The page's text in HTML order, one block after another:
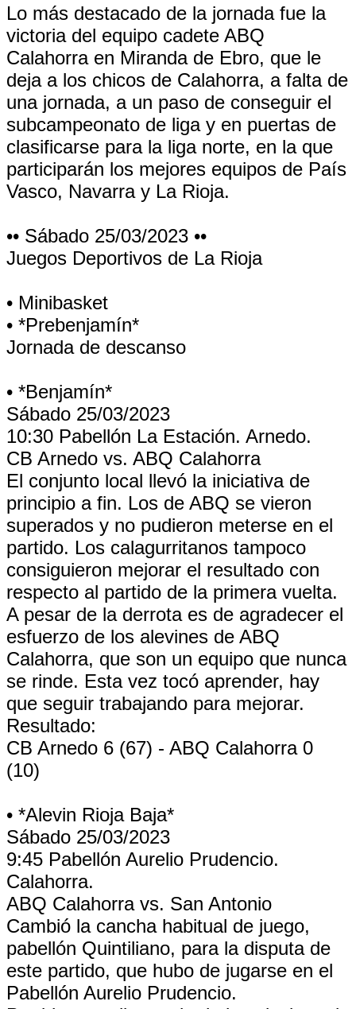
Lo más destacado de la jornada fue la
victoria del equipo cadete ABQ
Calahorra en Miranda de Ebro, que le
deja a los chicos de Calahorra, a falta de
una jornada, a un paso de conseguir el
subcampeonato de liga y en puertas de
clasificarse para la liga norte, en la que
participarán los mejores equipos de País
Vasco, Navarra y La Rioja.
•• Sábado 25/03/2023 ••
Juegos Deportivos de La Rioja
• Minibasket
• *Prebenjamín*
Jornada de descanso
• *Benjamín*
Sábado 25/03/2023
10:30 Pabellón La Estación. Arnedo.
CB Arnedo vs. ABQ Calahorra
El conjunto local llevó la iniciativa de
principio a fin. Los de ABQ se vieron
superados y no pudieron meterse en el
partido. Los calagurritanos tampoco
consiguieron mejorar el resultado con
respecto al partido de la primera vuelta.
A pesar de la derrota es de agradecer el
esfuerzo de los alevines de ABQ
Calahorra, que son un equipo que nunca
se rinde. Esta vez tocó aprender, hay
que seguir trabajando para mejorar.
Resultado:
CB Arnedo 6 (67) - ABQ Calahorra 0
(10)
• *Alevin Rioja Baja*
Sábado 25/03/2023
9:45 Pabellón Aurelio Prudencio.
Calahorra.
ABQ Calahorra vs. San Antonio
Cambió la cancha habitual de juego,
pabellón Quintiliano, para la disputa de
este partido, que hubo de jugarse en el
Pabellón Aurelio Prudencio.